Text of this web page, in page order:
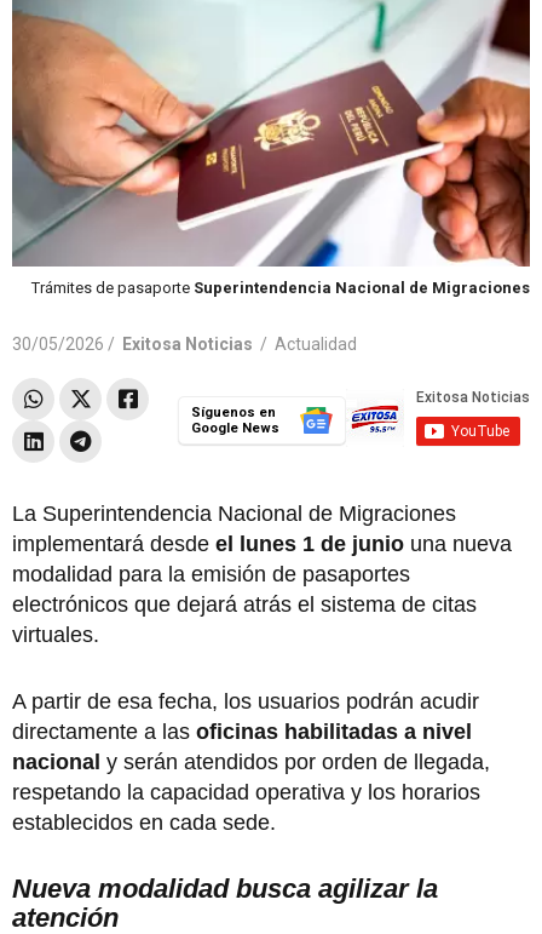
Trámites de pasaporte Superintendencia Nacional de Migraciones
30/05/2026 / Exitosa Noticias / Actualidad
Síguenos en
Google News
La Superintendencia Nacional de Migraciones
implementará desde el lunes 1 de junio una nueva
modalidad para la emisión de pasaportes
electrónicos que dejará atrás el sistema de citas
virtuales.
A partir de esa fecha, los usuarios podrán acudir
directamente a las oficinas habilitadas a nivel
nacional y serán atendidos por orden de llegada,
respetando la capacidad operativa y los horarios
establecidos en cada sede.
Nueva modalidad busca agilizar la
atención